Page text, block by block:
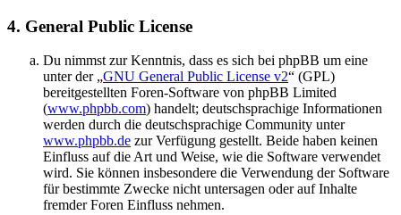
4. General Public License
Du nimmst zur Kenntnis, dass es sich bei phpBB um eine
unter der „GNU General Public License v2“ (GPL)
bereitgestellten Foren-Software von phpBB Limited
(www.phpbb.com) handelt; deutschsprachige Informationen
werden durch die deutschsprachige Community unter
www.phpbb.de zur Verfügung gestellt. Beide haben keinen
Einfluss auf die Art und Weise, wie die Software verwendet
wird. Sie können insbesondere die Verwendung der Software
für bestimmte Zwecke nicht untersagen oder auf Inhalte
fremder Foren Einfluss nehmen.